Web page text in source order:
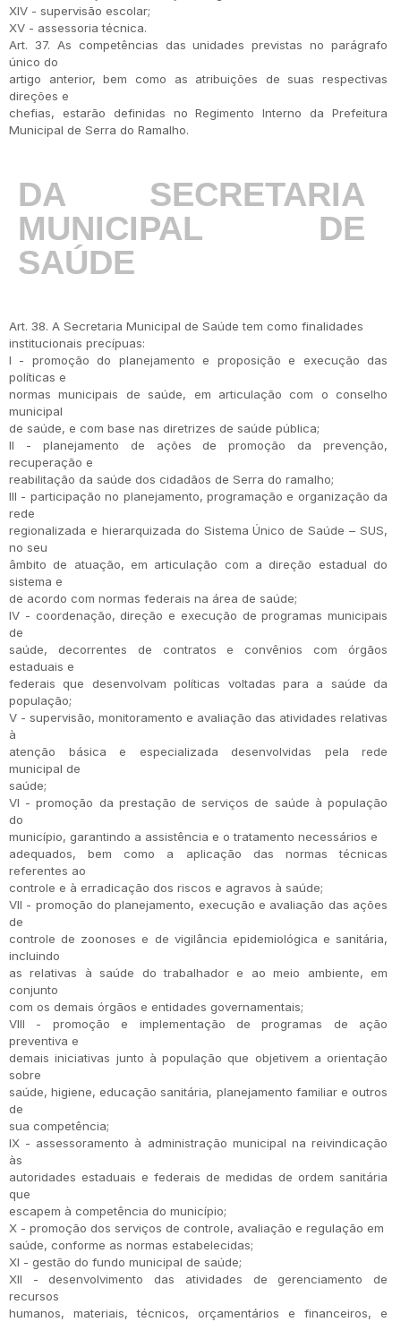
XIV - supervisão escolar;
XV - assessoria técnica.
Art. 37. As competências das unidades previstas no parágrafo
único do
artigo anterior, bem como as atribuições de suas respectivas
direções e
chefias, estarão definidas no Regimento Interno da Prefeitura
Municipal de Serra do Ramalho.
DA SECRETARIA
MUNICIPAL DE
SAÚDE
Art. 38. A Secretaria Municipal de Saúde tem como finalidades
institucionais precípuas:
I - promoção do planejamento e proposição e execução das
políticas e
normas municipais de saúde, em articulação com o conselho
municipal
de saúde, e com base nas diretrizes de saúde pública;
II - planejamento de ações de promoção da prevenção,
recuperação e
reabilitação da saúde dos cidadãos de Serra do ramalho;
III - participação no planejamento, programação e organização da
rede
regionalizada e hierarquizada do Sistema Único de Saúde – SUS,
no seu
âmbito de atuação, em articulação com a direção estadual do
sistema e
de acordo com normas federais na área de saúde;
IV - coordenação, direção e execução de programas municipais
de
saúde, decorrentes de contratos e convênios com órgãos
estaduais e
federais que desenvolvam políticas voltadas para a saúde da
população;
V - supervisão, monitoramento e avaliação das atividades relativas
à
atenção básica e especializada desenvolvidas pela rede
municipal de
saúde;
VI - promoção da prestação de serviços de saúde à população
do
município, garantindo a assistência e o tratamento necessários e
adequados, bem como a aplicação das normas técnicas
referentes ao
controle e à erradicação dos riscos e agravos à saúde;
VII - promoção do planejamento, execução e avaliação das ações
de
controle de zoonoses e de vigilância epidemiológica e sanitária,
incluindo
as relativas à saúde do trabalhador e ao meio ambiente, em
conjunto
com os demais órgãos e entidades governamentais;
VIII - promoção e implementação de programas de ação
preventiva e
demais iniciativas junto à população que objetivem a orientação
sobre
saúde, higiene, educação sanitária, planejamento familiar e outros
de
sua competência;
IX - assessoramento à administração municipal na reivindicação
às
autoridades estaduais e federais de medidas de ordem sanitária
que
escapem à competência do município;
X - promoção dos serviços de controle, avaliação e regulação em
saúde, conforme as normas estabelecidas;
XI - gestão do fundo municipal de saúde;
XII - desenvolvimento das atividades de gerenciamento de
recursos
humanos, materiais, técnicos, orçamentários e financeiros, e